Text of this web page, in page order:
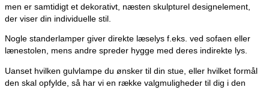
men er samtidigt et dekorativt, næsten skulpturel designelement,
der viser din individuelle stil.
Nogle standerlamper giver direkte læselys f.eks. ved sofaen eller
lænestolen, mens andre spreder hygge med deres indirekte lys.
Uanset hvilken gulvlampe du ønsker til din stue, eller hvilket formål
den skal opfylde, så har vi en række valgmuligheder til dig i den